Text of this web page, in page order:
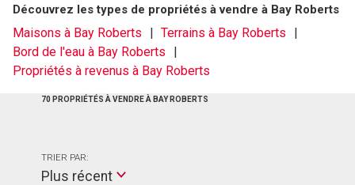
Découvrez les types de propriétés à vendre à Bay Roberts
Maisons à Bay Roberts
Terrains à Bay Roberts
Bord de l'eau à Bay Roberts
Propriétés à revenus à Bay Roberts
70 PROPRIÉTÉS À VENDRE À BAY ROBERTS
TRIER PAR:
Plus récent